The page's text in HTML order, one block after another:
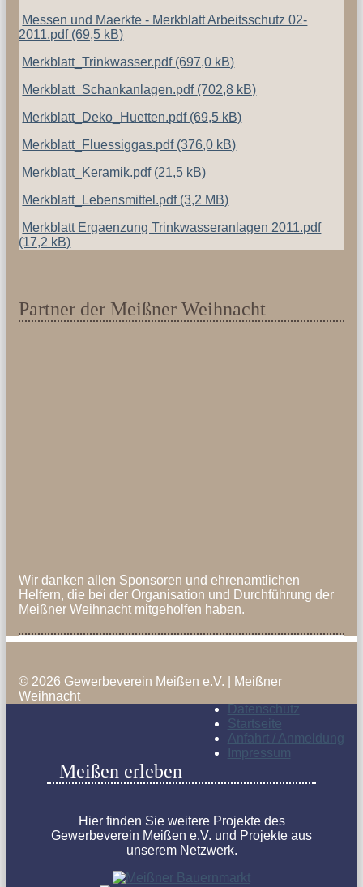
Messen und Maerkte - Merkblatt Arbeitsschutz 02-
2011.pdf (69,5 kB)
Merkblatt_Trinkwasser.pdf (697,0 kB)
Merkblatt_Schankanlagen.pdf (702,8 kB)
Merkblatt_Deko_Huetten.pdf (69,5 kB)
Merkblatt_Fluessiggas.pdf (376,0 kB)
Merkblatt_Keramik.pdf (21,5 kB)
Merkblatt_Lebensmittel.pdf (3,2 MB)
Merkblatt Ergaenzung Trinkwasseranlagen 2011.pdf
(17,2 kB)
Partner der Meißner Weihnacht
Wir danken allen Sponsoren und ehrenamtlichen
Helfern, die bei der Organisation und Durchführung der
Meißner Weihnacht mitgeholfen haben.
© 2026 Gewerbeverein Meißen e.V. | Meißner
Weihnacht
Datenschutz
Startseite
Anfahrt / Anmeldung
Impressum
Meißen erleben
Hier finden Sie weitere Projekte des
Gewerbeverein Meißen e.V. und Projekte aus
unserem Netzwerk.